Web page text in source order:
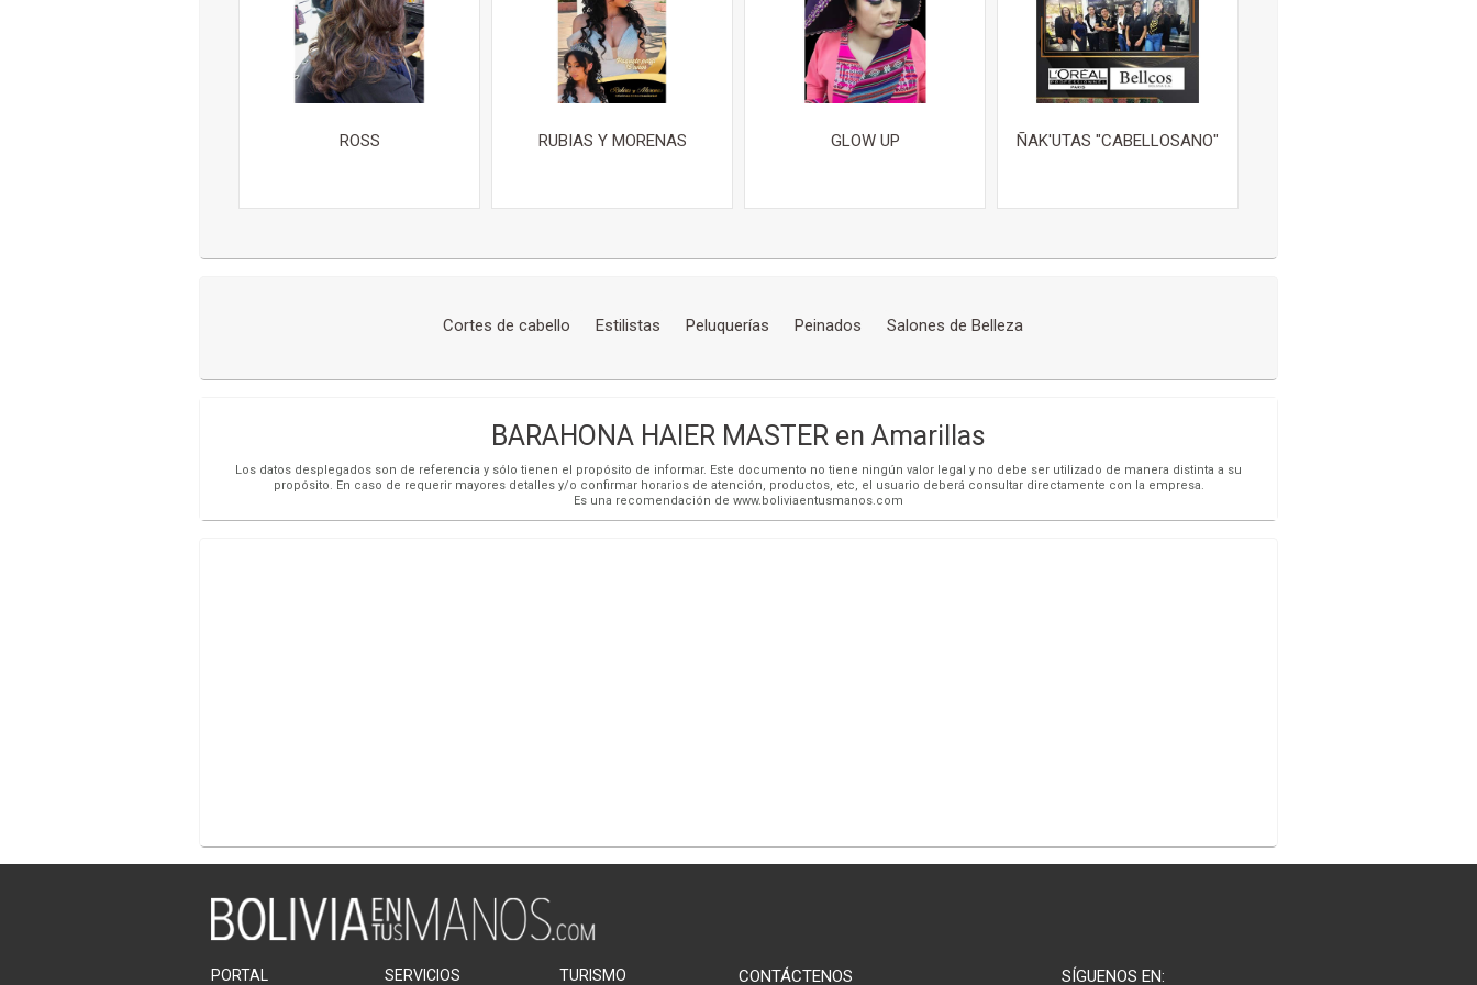
ROSS RUBIAS Y MORENAS GLOW UP ÑAK'UTAS "CABELLOSANO"
Cortes de cabello Estilistas Peluquerías Peinados Salones de Belleza
BARAHONA HAIER MASTER en Amarillas
Los datos desplegados son de referencia y sólo tienen el propósito de informar. Este documento no tiene ningún valor legal y no debe ser utilizado de manera distinta a su
propósito. En caso de requerir mayores detalles y/o confirmar horarios de atención, productos, etc, el usuario deberá consultar directamente con la empresa.
Es una recomendación de www.boliviaentusmanos.com
PORTAL SERVICIOS TURISMO CONTÁCTENOS SÍGUENOS EN: